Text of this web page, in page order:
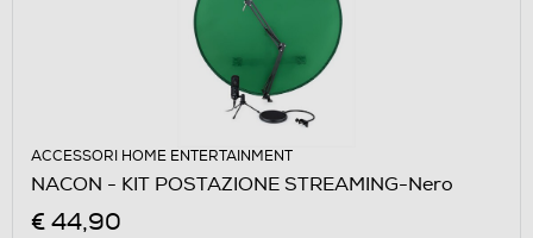
ACCESSORI HOME ENTERTAINMENT
NACON - KIT POSTAZIONE STREAMING-Nero
€ 44,90